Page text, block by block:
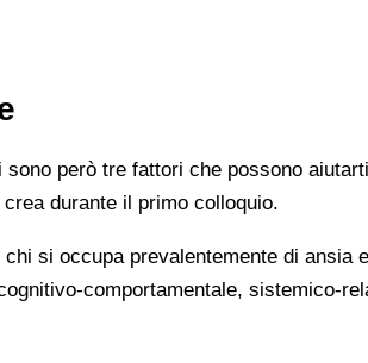
però tre fattori che possono
durante il primo colloquio.
si occupa prevalentemente di ansia
comportamentale, sistemico-